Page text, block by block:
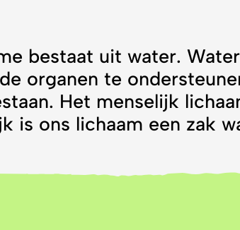
bestaat uit water.
organen te
Het menselijk
is ons lichaam een zak